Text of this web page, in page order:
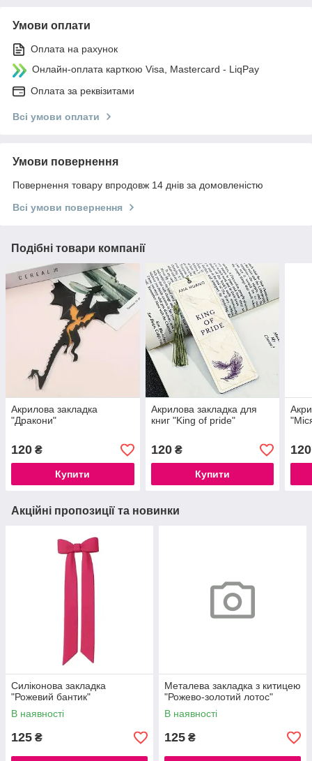
Умови оплати
Оплата на рахунок
Онлайн-оплата карткою Visa, Mastercard - LiqPay
Оплата за реквізитами
Всі умови оплати
Умови повернення
Повернення товару впродовж 14 днів за домовленістю
Всі умови повернення
Подібні товари компанії
Акрилова закладка
"Дракони"
120 ₴
Купити
Акрилова закладка для
книг "King of pride"
120₴
Купити
120
Акційні пропозиції та новинки
Силіконова закладка
"Рожевий бантик"
В наявності
125 ₴
Металева закладка з китицею
"Рожево-золотий лотос"
В наявності
125 ₴